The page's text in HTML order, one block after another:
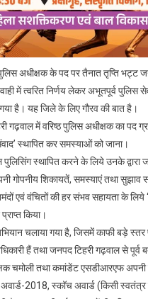
अधीक्षक के पद पर तैनात तृप्ति भट्ट
में त्वरित निर्णय लेकर अभूतपूर्व पुलिस
है। यह जिले के लिए गौरव की बात है।
में वरिष्ठ पुलिस अधीक्षक का पद
स्थापित कर समस्याओं को जाना।
स्थापित करने के लिये उनके द्वारा
गोपनीय शिकायतें, समस्याएं तथा सुझाव
एवं वंचितों की हर संभव सहायता के
किया।
चलाया गया है, जिसमें काफी बड़े स्तर
हैं तथा जनपद टिहरी गढ़वाल से पूर्व
चमोली तथा कमांडेंट एसडीआरएफ अपनी
2018, स्कॉच अवार्ड (किसी स्वतंत्र